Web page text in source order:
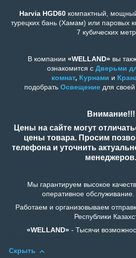
Harvia HGD60компактный,
турецких бань (Хамам) или паровых
7 кубических
В компании «WELLAND» вы
ознакомится с Дверьми
комнат, Курнами и
подобрать Освещение для
Внимание!!!
Цены на сайте могут
цены товара. Просим
телефона и уточнить
менеджеров.
Мы гарантируем высокое
оперативное
Работаем и организовываем
Республики
«WELLAND»- Тысячи
Скрыть